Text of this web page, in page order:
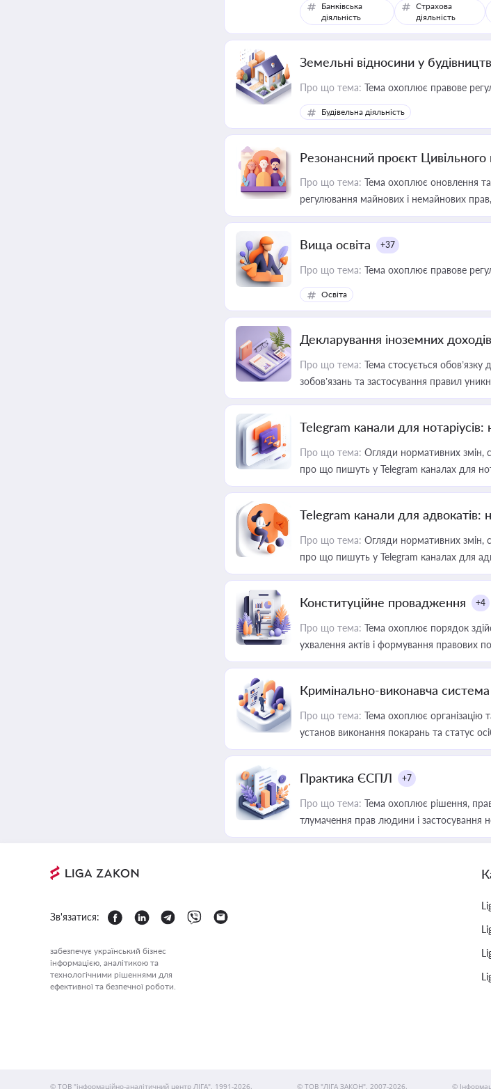
Банківська
діяльність
Страхова
діяльність
Земельні відносини у
Про що тема: Тема охоплює правове
Будівельна діяльність
Резонансний проєкт Цивільного
Про що тема: Тема охоплює оновлення
регулювання майнових і немайнових
Вища освіта +37
Про що тема: Тема охоплює правове
Освіта
Декларування іноземних доходів
Про що тема: Тема стосується
зобов’язань та застосування правил
Telegram канали для
Про що тема: Огляди нормативних змін,
про що пишуть у Telegram каналах для
Telegram канали для адвокатів:
Про що тема: Огляди нормативних змін,
про що пишуть у Telegram каналах для
Конституційне провадження +4
Про що тема: Тема охоплює порядок
ухвалення актів і формування правових
Кримінально-виконавча система
Про що тема: Тема охоплює організацію
установ виконання покарань та статус
Практика ЄСПЛ +7
Про що тема: Тема охоплює рішення,
тлумачення прав людини і застосування
Зв'язатися:
забезпечує український бізнес
інформацією, аналітикою та
технологічними рішеннями для
ефективної та безпечної роботи.
© ТОВ "інформаційно-аналітичний центр ЛІГА", 1991-2026. © ТОВ "ЛІГА ЗАКОН", 2007-2026. ©